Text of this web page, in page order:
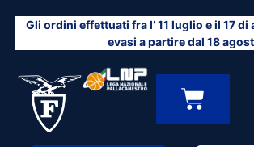
contenuto
Gli ordini effettuati fra l’ 11 luglio e il 17
evasi a partire dal 18
0